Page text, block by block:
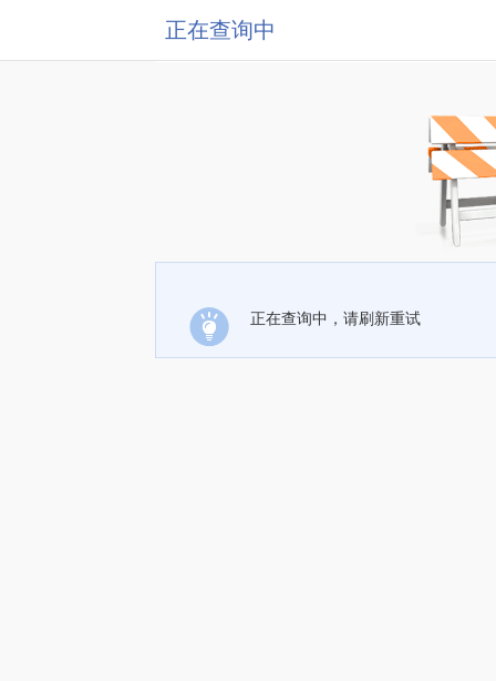
正在查询中
正在查询中，请刷新重试